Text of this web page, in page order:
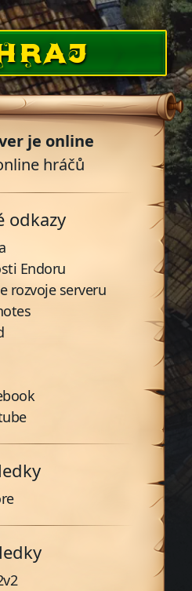
je online
hráčů
odkazy
Endoru
rozvoje serveru